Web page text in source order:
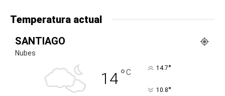
Temperatura actual
SANTIAGO
Nubes
14°C 14.7°
10.8°